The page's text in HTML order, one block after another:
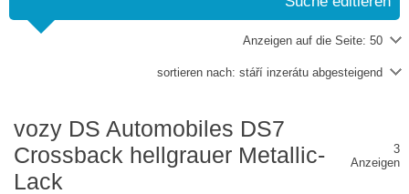
Anzeigen auf die Seite: 50
sortieren nach: stáří inzerátu abgesteigend
vozy DS Automobiles DS7
Crossback hellgrauer Metallic-
Lack
3
Anzeigen